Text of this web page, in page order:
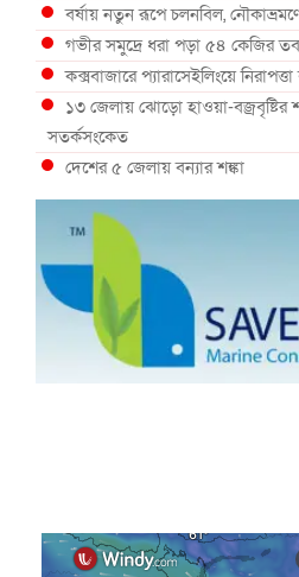
বর্ষায় নতুন রূপে চলনবিল,
গভীর সমুদ্রে ধরা পড়া ৫৪ কেজির
কক্সবাজারে প্যারাসেইলিংয়ে
১৩ জেলায় ঝোড়ো হাওয়া-বজ্রবৃষ্টির
সতর্কসংকেত
দেশের ৫ জেলায় বন্যার শঙ্কা
দেশের বিভিন্ন অঞ্চলে বজ্রবৃষ্টির
আগস্টে টানা বৃষ্টি ও বন্যার আভাস,
স্বস্তি ও শঙ্কার পূর্বাভাস দিল আবহাওয়া